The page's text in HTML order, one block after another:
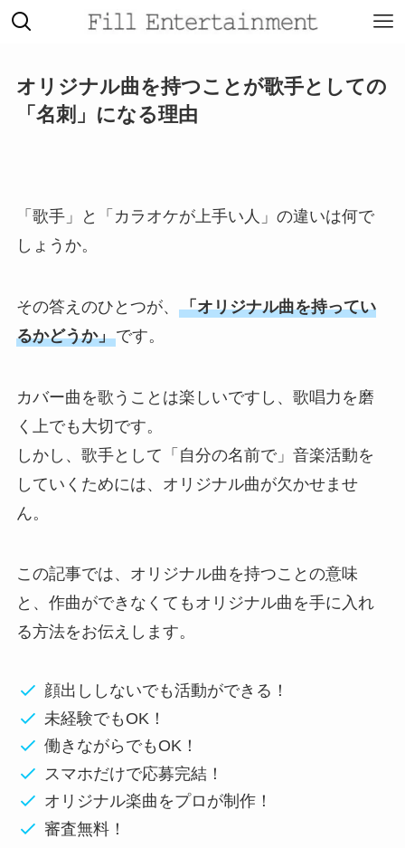
オリジナル曲を持つことが歌手としての
「名刺」になる理由
「歌手」と「カラオケが上手い人」の違いは何で
しょうか。
その答えのひとつが、 「オリジナル曲を持ってい
るかどうか」です。
カバー曲を歌うことは楽しいですし、歌唱力を磨
く上でも大切です。
しかし、歌手として「自分の名前で」音楽活動を
していくためには、オリジナル曲が欠かせませ
ん。
この記事では、オリジナル曲を持つことの意味
と、作曲ができなくてもオリジナル曲を手に入れ
る方法をお伝えします。
顔出ししないでも活動ができる！
未経験でもOK！
働きながらでもOK！
スマホだけで応募完結！
オリジナル楽曲をプロが制作！
審査無料！